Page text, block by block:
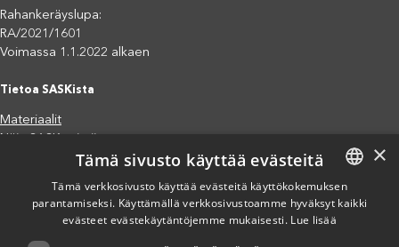
Rahankeräyslupa:
RA/2021/1601
Voimassa 1.1.2022 alkaen
Tietoa SASKista
Materiaalit
Jäsenjärjestöt
Saavutettavuusseloste
Tietosuojaseloste
Eettiset periaatteet (pdf)
FINNISH
×
Tämä sivusto käyttää evästeitä
Tämä verkkosivusto käyttää evästeitä käyttökokemuksen
parantamiseksi. Käyttämällä verkkosivustoamme hyväksyt kaikki
evästeet evästekäytäntöjemme mukaisesti. Lue lisää